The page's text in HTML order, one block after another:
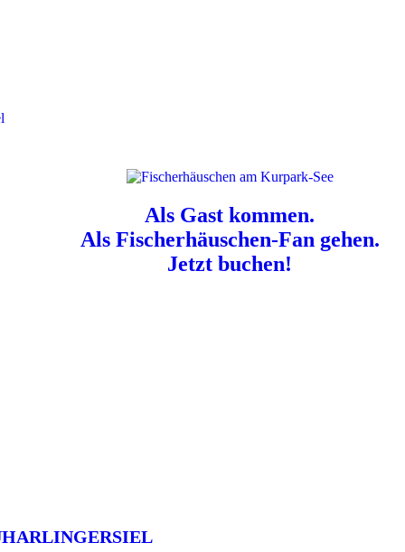
Als Gast kommen.
Als Fischerhäuschen-Fan gehen.
Jetzt buchen!